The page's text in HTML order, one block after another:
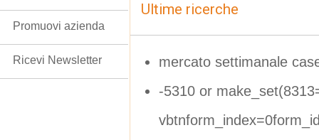
Ultime ricerche
mercato settimanale
-5310 or
Promuovi azienda
Ricevi Newsletter